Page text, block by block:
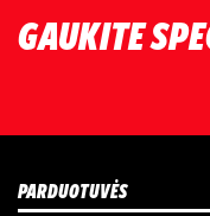
GAUKITE
PARDUOTUVĖS